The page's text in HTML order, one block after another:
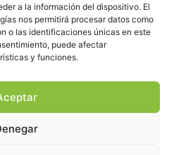
a la información del dispositivo. El
nos permitirá procesar datos como
o las identificaciones únicas en este
puede afectar
y funciones.